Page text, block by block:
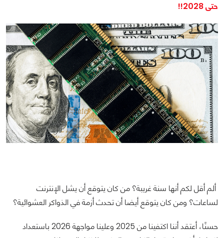
حتى 2028!!
ألم أقل لكم أنها سنة غريبة؟ من كان يتوقع أن يشل الإنترنت
لساعات؟ ومن كان يتوقع أيضا أن تحدث أزمة في الذواكر العشوائية؟
حسنًا، أعتقد أننا اكتفينا من 2025 وعلينا مواجهة 2026 باستعداد